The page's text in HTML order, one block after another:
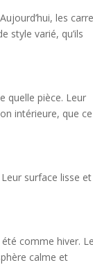
les
style varié, qu’ils
quelle pièce. Leur
intérieure, que
surface lisse et
comme hiver.
calme et